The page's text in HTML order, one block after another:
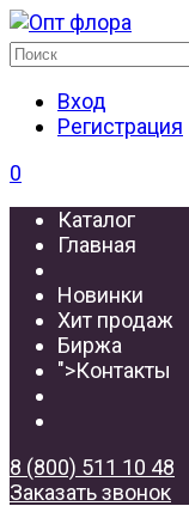
Вход
Регистрация
0
Каталог
Главная
Новинки
Хит продаж
Биржа
">Контакты
8 (800) 511 10 48
Заказать звонок